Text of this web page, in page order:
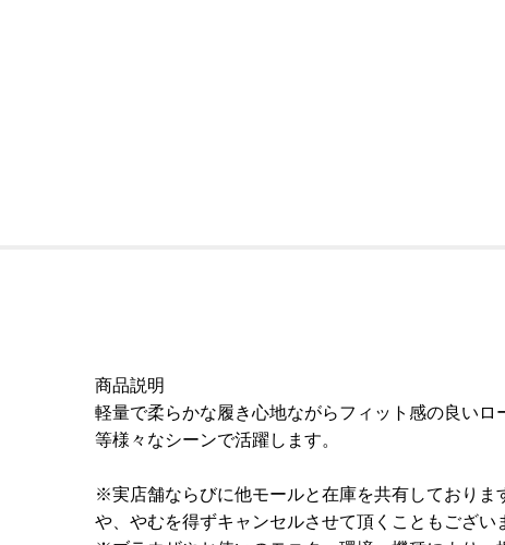
商品説明
軽量で柔らかな履き心地ながらフィット感の良い
等様々なシーンで活躍します。
※実店舗ならびに他モールと在庫を共有しておりま
や、やむを得ずキャンセルさせて頂くこともござい